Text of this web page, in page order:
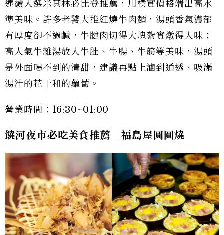
連續入選米其林必比登推薦，用樸實價格端出高水
準美味。許多老饕大推紅燒牛肉麵，湯頭香氣濃郁
有厚度卻不過鹹，牛腱肉切得大塊紮實燉得入味；
高人氣牛雜湯放入牛肚、牛腸、牛筋等美味，湯頭
是外面喝不到的清甜，建議再點上滷到通透、吸滿
湯汁的花干和的蘿蔔。
營業時間：16:30~01:00
饒河夜市必吃美食推薦｜福島屋圓圓燒